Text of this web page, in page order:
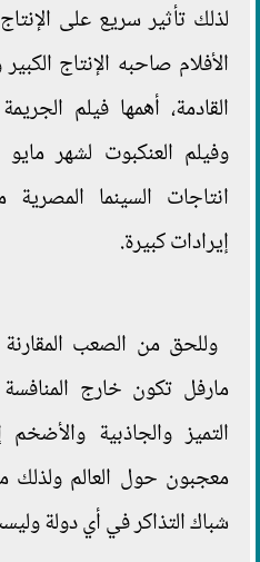
لذلك تأثير سريع على
الأفلام صاحبه الإنتاج
القادمة، أهمها فيلم
وفيلم العنكبوت لشهر مايو
انتاجات السينما
إيرادات كبيرة.
وللحق من الصعب
مارفل تكون خارج
التميز والجاذبية
معجبون حول العالم
شباك التذاكر في أي دولة